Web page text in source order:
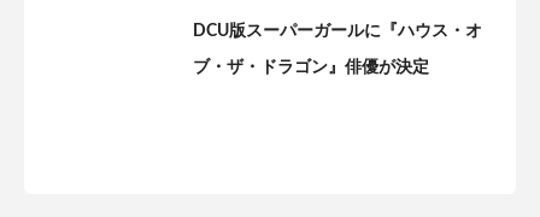
DCU版スーパーガールに『ハウス・オ
ブ・ザ・ドラゴン』俳優が決定